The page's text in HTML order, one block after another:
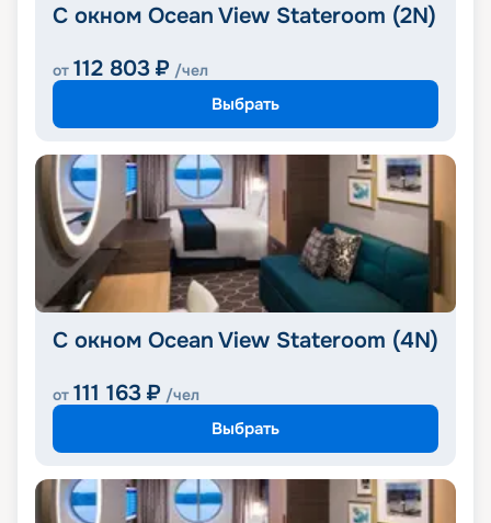
С окном Ocean View Stateroom (2N)
от 112 803 ₽ /чел
Выбрать
С окном Ocean View Stateroom (4N)
от 111 163 ₽ /чел
Выбрать